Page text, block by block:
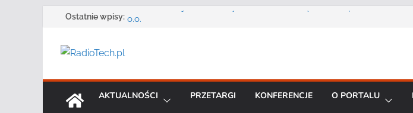
Przejdź
treści
Ostatnie wpisy: Zmarł Andrzej Adler założyciel i Prezes Zarządu DGT Sp. z
Motorola Solutions oferuje agencjom bezpieczeństwa
AKTUALNOŚCI PRZETARGI KONFERENCJE O PORTALU